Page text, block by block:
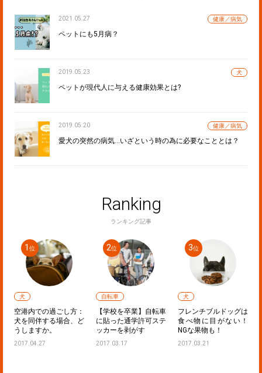
2021.05.27 健康／病気
ペットにも5月病？
2019.05.23 犬
ペットが現代人に与える健康効果とは?
2019.05.20 健康／病気
愛犬の突然の病気…いざという時の為に必要なこととは？
Ranking
ランキング記事
犬
空港内での過ごし方：
犬を同伴する場合、ど
うしますか。
2017.04.27
自転車
【学校を卒業】自転車
に貼った通学許可ステ
ッカーを剥がす
2017.03.17
犬
フレンチブルドッグは
食べ物に目がない！
NGな果物も！
2017.03.21